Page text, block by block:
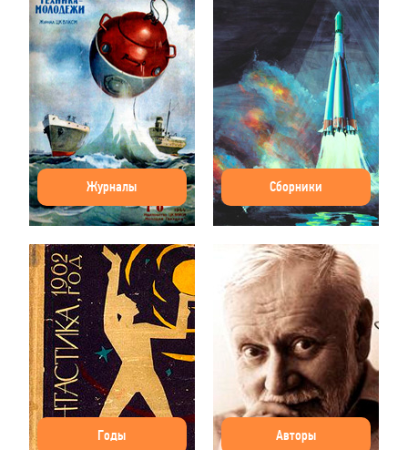
Журналы Сборники
Годы Авторы